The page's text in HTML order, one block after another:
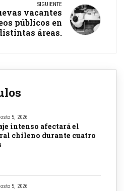
SIGUIENTE
vacantes
públicos en
áreas.
5, 2026
intenso afectará el
chileno durante cuatro
5, 2026